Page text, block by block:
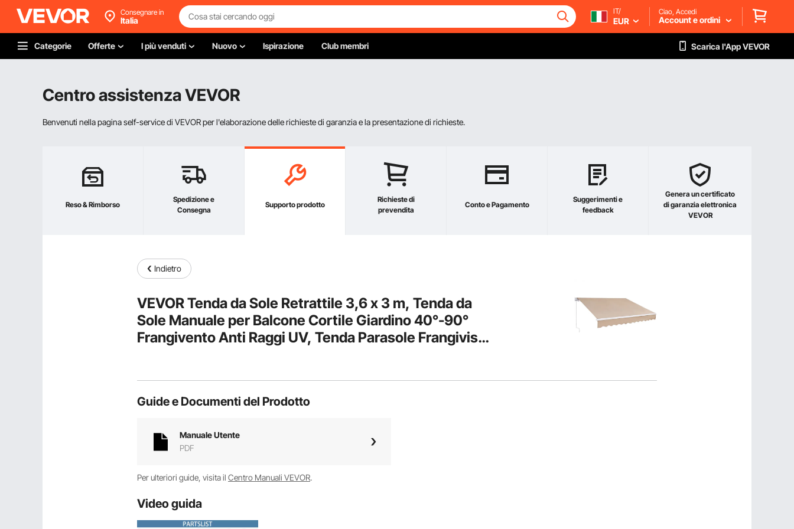
Consegnare in
Italia
IT/
EUR
Ciao, Accedi
Account e ordini
Categorie Offerte I più venduti Nuovo Ispirazione Club membri Scarica l'App VEVOR
Centro assistenza VEVOR
Benvenuti nella pagina self-service di VEVOR per l'elaborazione delle richieste di garanzia e la presentazione di richieste.
Reso & Rimborso
Spedizione e
Consegna
Supporto prodotto
Richieste di
prevendita
Conto e Pagamento
Suggerimenti e
feedback
Genera un certificato
di garanzia elettronica
VEVOR
Indietro
VEVOR Tenda da Sole Retrattile 3,6 x 3 m, Tenda da
Sole Manuale per Balcone Cortile Giardino 40°-90°
Frangivento Anti Raggi UV, Tenda Parasole Frangivista
Guide e Documenti del Prodotto
Manuale Utente
PDF
Per ulteriori guide, visita il Centro Manuali VEVOR.
Video guida